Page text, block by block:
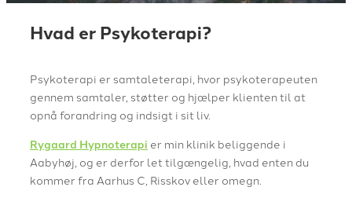
Hvad er Psykoterapi?
Psykoterapi er samtaleterapi, hvor psykoterapeuten
gennem samtaler, støtter og hjælper klienten til at
opnå forandring og indsigt i sit liv.
Rygaard Hypnoterapi er min klinik beliggende i
Aabyhøj, og er derfor let tilgængelig, hvad enten du
kommer fra Aarhus C, Risskov eller omegn.